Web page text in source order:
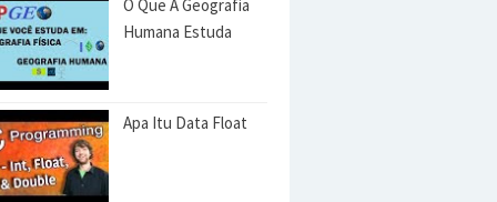
O Que A Geografia
Humana Estuda
Apa Itu Data Float